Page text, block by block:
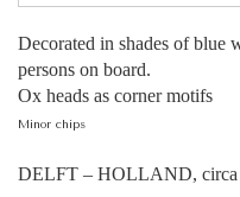
Decorated in shades of blue
persons on board.
Ox heads as corner motifs
Minor chips
DELFT – HOLLAND, circa